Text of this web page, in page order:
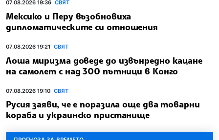
07.08.2026 19:36 СВЯТ
Мексико и Перу възобновиха
дипломатическите си отношения
07.08.2026 19:21 СВЯТ
Лоша миризма доведе до извънредно кацане
на самолет с над 300 пътници в Конго
07.08.2026 19:10 СВЯТ
Русия заяви, че е поразила още два товарни
кораба и украинско пристанище